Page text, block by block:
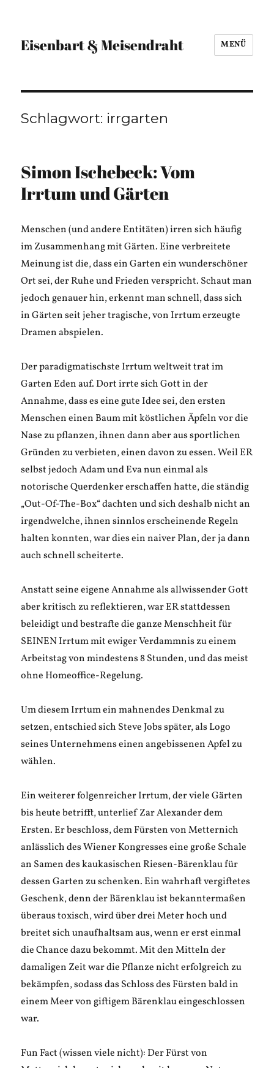
Eisenbart & Meisendraht MENÜ
Schlagwort: irrgarten
Simon Ischebeck: Vom
Irrtum und Gärten
Menschen (und andere Entitäten) irren sich häufig
im Zusammenhang mit Gärten. Eine verbreitete
Meinung ist die, dass ein Garten ein wunderschöner
Ort sei, der Ruhe und Frieden verspricht. Schaut man
jedoch genauer hin, erkennt man schnell, dass sich
in Gärten seit jeher tragische, von Irrtum erzeugte
Dramen abspielen.
Der paradigmatischste Irrtum weltweit trat im
Garten Eden auf. Dort irrte sich Gott in der
Annahme, dass es eine gute Idee sei, den ersten
Menschen einen Baum mit köstlichen Äpfeln vor die
Nase zu pflanzen, ihnen dann aber aus sportlichen
Gründen zu verbieten, einen davon zu essen. Weil ER
selbst jedoch Adam und Eva nun einmal als
notorische Querdenker erschaffen hatte, die ständig
„Out-Of-The-Box“ dachten und sich deshalb nicht an
irgendwelche, ihnen sinnlos erscheinende Regeln
halten konnten, war dies ein naiver Plan, der ja dann
auch schnell scheiterte.
Anstatt seine eigene Annahme als allwissender Gott
aber kritisch zu reflektieren, war ER stattdessen
beleidigt und bestrafte die ganze Menschheit für
SEINEN Irrtum mit ewiger Verdammnis zu einem
Arbeitstag von mindestens 8 Stunden, und das meist
ohne Homeoffice-Regelung.
Um diesem Irrtum ein mahnendes Denkmal zu
setzen, entschied sich Steve Jobs später, als Logo
seines Unternehmens einen angebissenen Apfel zu
wählen.
Ein weiterer folgenreicher Irrtum, der viele Gärten
bis heute betrifft, unterlief Zar Alexander dem
Ersten. Er beschloss, dem Fürsten von Metternich
anlässlich des Wiener Kongresses eine große Schale
an Samen des kaukasischen Riesen-Bärenklau für
dessen Garten zu schenken. Ein wahrhaft vergiftetes
Geschenk, denn der Bärenklau ist bekanntermaßen
überaus toxisch, wird über drei Meter hoch und
breitet sich unaufhaltsam aus, wenn er erst einmal
die Chance dazu bekommt. Mit den Mitteln der
damaligen Zeit war die Pflanze nicht erfolgreich zu
bekämpfen, sodass das Schloss des Fürsten bald in
einem Meer von giftigem Bärenklau eingeschlossen
war.
Fun Fact (wissen viele nicht): Der Fürst von